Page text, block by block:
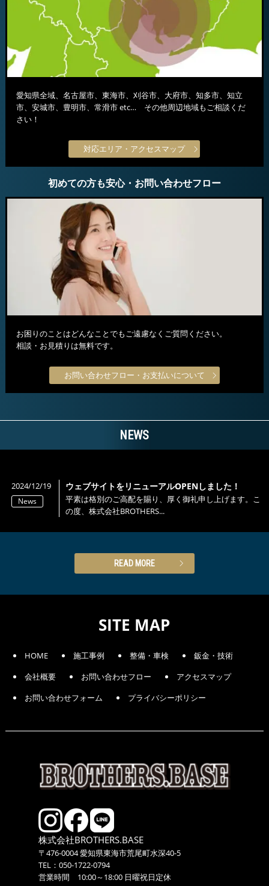
愛知県全域、名古屋市、東海市、刈谷市、大府市、知多市、知立
市、安城市、豊明市、常滑市 etc… その他周辺地域もご相談くだ
さい！
対応エリア・アクセスマップ
初めての方も安心・お問い合わせフロー
お困りのことはどんなことでもご遠慮なくご質問ください。
相談・お見積りは無料です。
お問い合わせフロー・お支払いについて
NEWS
2024/12/19
News
ウェブサイトをリニューアルOPENしました！
平素は格別のご高配を賜り、厚く御礼申し上げます。こ
の度、株式会社BROTHERS...
READ MORE
SITE MAP
HOME 施工事例 整備・車検
鈑金・技術
会社概要
お問い合わせフロー
アクセスマップ
お問い合わせフォーム
プライバシーポリシー
株式会社BROTHERS.BASE
〒476-0004 愛知県東海市荒尾町水深40-5
TEL：050-1722-0794
営業時間 10:00～18:00 日曜祝日定休